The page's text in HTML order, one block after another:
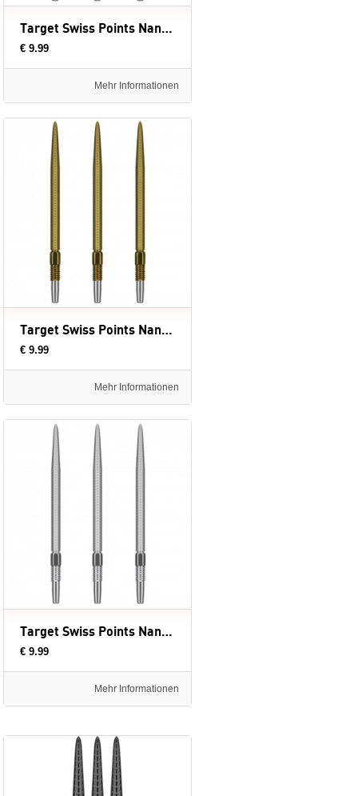
Target Swiss Points Nano Black - dartpunten
€ 9.99
Mehr Informationen
Target Swiss Points Nano Gold - dartpunten
€ 9.99
Mehr Informationen
Target Swiss Points Nano Silver - dartpunten
€ 9.99
Mehr Informationen